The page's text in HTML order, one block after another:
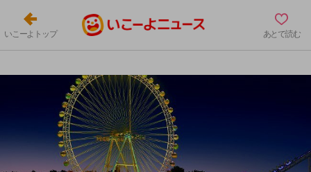
いこーよトップ あとで読む